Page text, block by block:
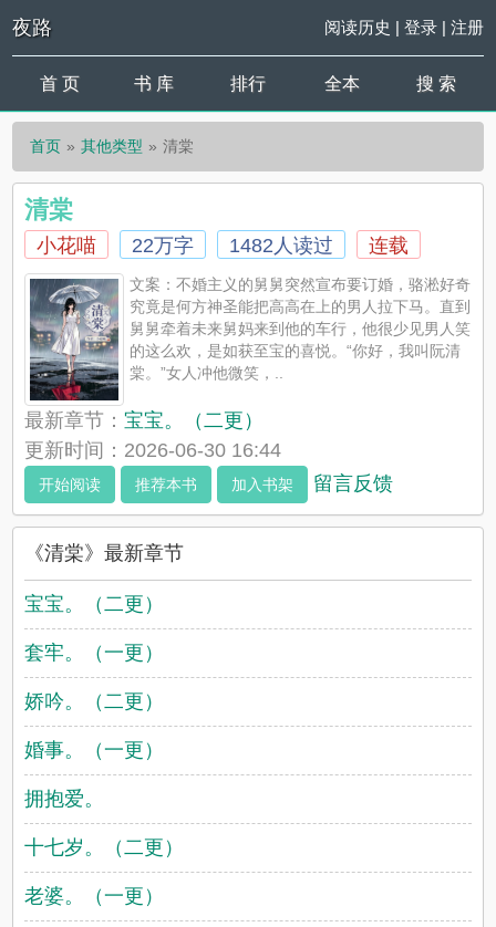
夜路 阅读历史 | 登录| 注册
首 页 书 库 排行 全本 搜 索
首页 其他类型 清棠
清棠
小花喵 22万字 1482人读过 连载
文案：不婚主义的舅舅突然宣布要订婚，骆淞好奇
究竟是何方神圣能把高高在上的男人拉下马。直到
舅舅牵着未来舅妈来到他的车行，他很少见男人笑
的这么欢，是如获至宝的喜悦。“你好，我叫阮清
棠。”女人冲他微笑，..
最新章节：宝宝。（二更）
更新时间：2026-06-30 16:44
开始阅读 推荐本书 加入书架 留言反馈
《清棠》最新章节
宝宝。（二更）
套牢。（一更）
娇吟。（二更）
婚事。（一更）
拥抱爱。
十七岁。（二更）
老婆。（一更）